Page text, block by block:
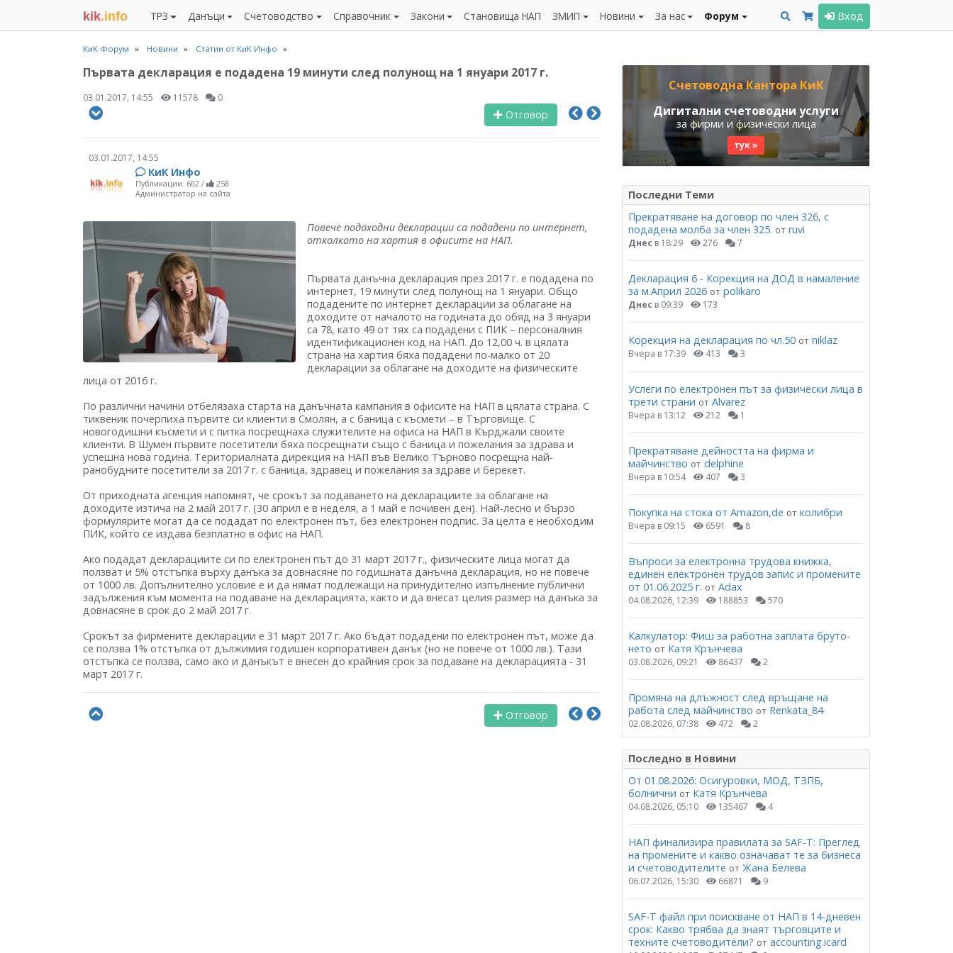
kik.info ТРЗ Данъци Счетоводство Справочник Закони Становища НАП ЗМИП Новини За нас Форум Вход
КиК Форум Новини Статии от КиК Инфо
Първата декларация e подадена 19 минути след полунощ на 1 януари 2017 г.
03.01.2017, 14:55 11578 0
Отговор
03.01.2017, 14:55
КиК Инфо
Публикации: 602 /
258
Администратор на сайта
Повече подоходни декларации са подадени по интернет,
отколкото на хартия в офисите на НАП.
Първата данъчна декларация през 2017 г. е подадена по
интернет, 19 минути след полунощ на 1 януари. Общо
подадените по интернет декларации за облагане на
доходите от началото на годината до обяд на 3 януари
са 78, като 49 от тях са подадени с ПИК – персоналния
идентификационен код на НАП. До 12,00 ч. в цялата
страна на хартия бяха подадени по-малко от 20
декларации за облагане на доходите на физическите
лица от 2016 г.
По различни начини отбелязаха старта на данъчната кампания в офисите на НАП в цялата страна. С
тиквеник почерпиха първите си клиенти в Смолян, а с баница с късмети – в Търговище. С
новогодишни късмети и с питка посрещнаха служителите на офиса на НАП в Кърджали своите
клиенти. В Шумен първите посетители бяха посрещнати също с баница и пожелания за здрава и
успешна нова година. Териториалната дирекция на НАП във Велико Търново посрещна най-
ранобудните посетители за 2017 г. с баница, здравец и пожелания за здраве и берекет.
От приходната агенция напомнят, че срокът за подаването на декларациите за облагане на
доходите изтича на 2 май 2017 г. (30 април е в неделя, а 1 май е почивен ден). Най-лесно и бързо
формулярите могат да се подадат по електронен път, без електронен подпис. За целта е необходим
ПИК, който се издава безплатно в офис на НАП.
Ако подадат декларациите си по електронен път до 31 март 2017 г., физическите лица могат да
ползват и 5% отстъпка върху данъка за довнасяне по годишната данъчна декларация, но не повече
от 1000 лв. Допълнително условие е и да нямат подлежащи на принудително изпълнение публични
задължения към момента на подаване на декларацията, както и да внесат целия размер на данъка за
довнасяне в срок до 2 май 2017 г.
Срокът за фирмените декларации е 31 март 2017 г. Ако бъдат подадени по електронен път, може да
се ползва 1% отстъпка от дължимия годишен корпоративен данък (но не повече от 1000 лв.). Тази
отстъпка се ползва, само ако и данъкът е внесен до крайния срок за подаване на декларацията - 31
март 2017 г.
Отговор
Счетоводна Кантора КиК
Дигитални счетоводни услуги
за фирми и физически лица
тук »
Последни Теми
Прекратяване на договор по член 326, с
подадена молба за член 325. от ruvi
Днес в 18:29 276 7
Декларация 6 - Корекция на ДОД в намаление
за м.Април 2026 от polikaro
Днес в 09:39 173
Корекция на декларация по чл.50 от niklaz
Вчера в 17:39 413 3
Услеги по електронен път за физически лица в
трети страни от Alvarez
Вчера в 13:12 212 1
Прекратяване дейността на фирма и
майчинство от delphine
Вчера в 10:54 407 3
Покупка на стока от Amazon,de от колибри
Вчера в 09:15 6591 8
Въпроси за електронна трудова книжка,
единен електронен трудов запис и промените
от 01.06.2025 г. от Adax
04.08.2026, 12:39 188853 570
Калкулатор: Фиш за работна заплата бруто-
нето от Катя Крънчева
03.08.2026, 09:21 86437 2
Промяна на длъжност след връщане на
работа след майчинство от Renkata_84
02.08.2026, 07:38 472 2
Последно в Новини
От 01.08.2026: Осигуровки, МОД, ТЗПБ,
болнични от Катя Крънчева
04.08.2026, 05:10 135467 4
НАП финализира правилата за SAF-T: Преглед
на промените и какво означават те за бизнеса
и счетоводителите от Жана Белева
06.07.2026, 15:30 66871 9
SAF-T файл при поискване от НАП в 14-дневен
срок: Какво трябва да знаят търговците и
техните счетоводители? от accounting.icard